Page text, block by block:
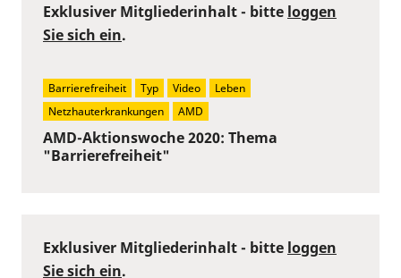
AMD-Aktionswoche 2020: Thema
"Barrierefreiheit"
Exklusiver Mitgliederinhalt - bitte loggen
Sie sich ein.
Barrierefreiheit Typ Video
Leben
Netzhauterkrankungen
AMD
Exklusiver Mitgliederinhalt - bitte loggen
Sie sich ein.